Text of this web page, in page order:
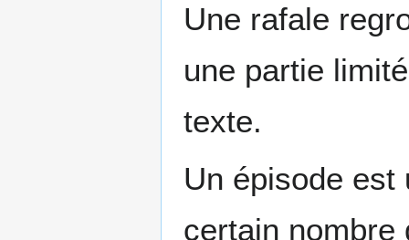
Une rafale
une partie
texte.
Un épisode est
certain nombre